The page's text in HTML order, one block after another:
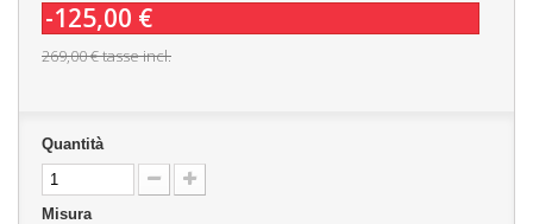
-125,00 €
269,00 €tasse incl.
Quantità
Misura